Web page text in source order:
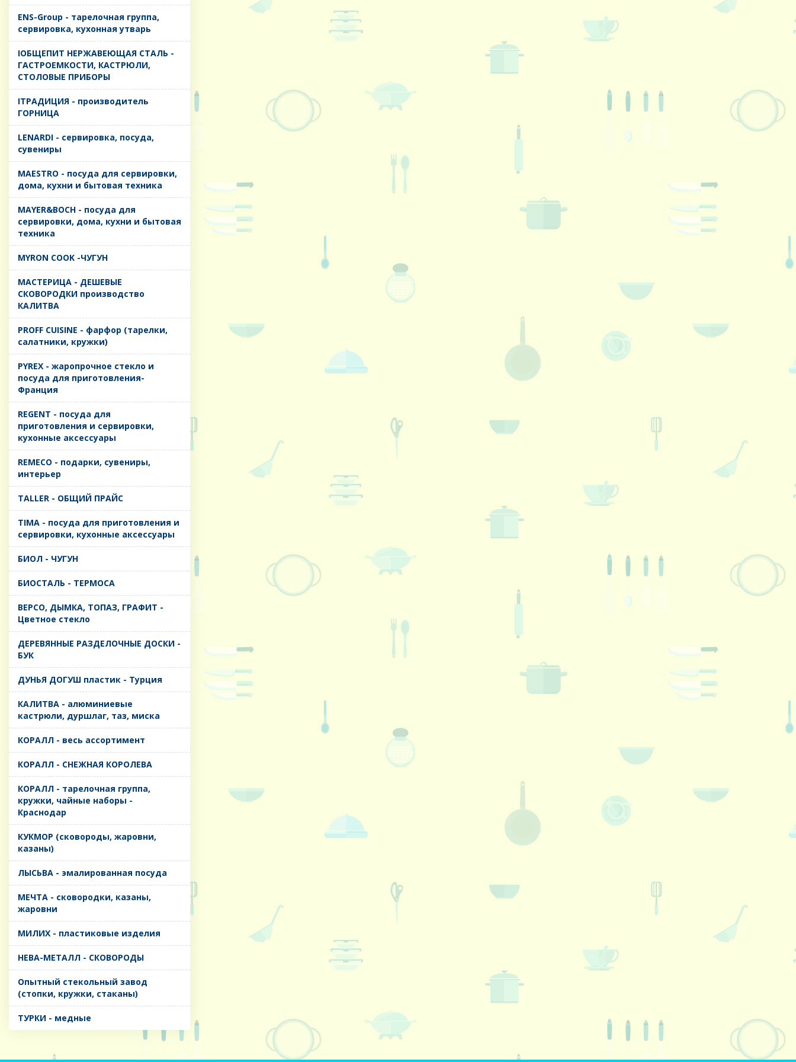
ENS-Group - тарелочная группа,
сервировка, кухонная утварь
IОБЩЕПИТ НЕРЖАВЕЮЩАЯ СТАЛЬ -
ГАСТРОЕМКОСТИ, КАСТРЮЛИ,
СТОЛОВЫЕ ПРИБОРЫ
IТРАДИЦИЯ - производитель
ГОРНИЦА
LENARDI - сервировка, посуда,
сувениры
MAESTRO - посуда для сервировки,
дома, кухни и бытовая техника
MAYER&BOCH - посуда для
сервировки, дома, кухни и бытовая
техника
MYRON COOK -ЧУГУН
MАСТЕРИЦА - ДЕШЕВЫЕ
СКОВОРОДКИ производство
КАЛИТВА
PROFF CUISINE - фарфор (тарелки,
салатники, кружки)
PYREX - жаропрочное стекло и
посуда для приготовления-
Франция
REGENT - посуда для
приготовления и сервировки,
кухонные аксессуары
REMECO - подарки, сувениры,
интерьер
TALLER - ОБЩИЙ ПРАЙС
TIMA - посуда для приготовления и
сервировки, кухонные аксессуары
БИОЛ - ЧУГУН
БИОСТАЛЬ - ТЕРМОСА
ВЕРСО, ДЫМКА, ТОПАЗ, ГРАФИТ -
Цветное стекло
ДЕРЕВЯННЫЕ РАЗДЕЛОЧНЫЕ ДОСКИ -
БУК
ДУНЬЯ ДОГУШ пластик - Турция
КАЛИТВА - алюминиевые
кастрюли, дуршлаг, таз, миска
КОРАЛЛ - весь ассортимент
КОРАЛЛ - СНЕЖНАЯ КОРОЛЕВА
КОРАЛЛ - тарелочная группа,
кружки, чайные наборы -
Краснодар
КУКМОР (сковороды, жаровни,
казаны)
ЛЫСЬВА - эмалированная посуда
МЕЧТА - сковородки, казаны,
жаровни
МИЛИХ - пластиковые изделия
НЕВА-МЕТАЛЛ - СКОВОРОДЫ
Опытный стекольный завод
(стопки, кружки, стаканы)
ТУРКИ - медные